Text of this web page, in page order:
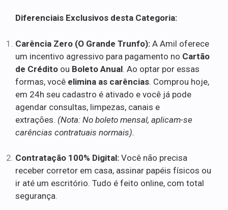
Diferenciais Exclusivos desta Categoria:
Carência Zero (O Grande Trunfo): A Amil oferece
um incentivo agressivo para pagamento no Cartão
de Crédito ou Boleto Anual. Ao optar por essas
formas, você elimina as carências. Comprou hoje,
em 24h seu cadastro é ativado e você já pode
agendar consultas, limpezas, canais e
extrações. (Nota: No boleto mensal, aplicam-se
carências contratuais normais).
Contratação 100% Digital: Você não precisa
receber corretor em casa, assinar papéis físicos ou
ir até um escritório. Tudo é feito online, com total
segurança.